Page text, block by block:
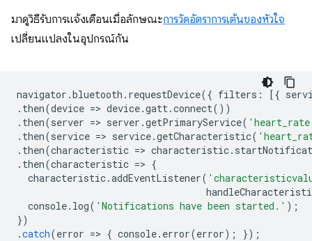
มาดูวิธีรับการแจ้งเตือนเมื่อลักษณะการวัดอัตราการเต้นของหัวใจ
เปลี่ยนแปลงในอุปกรณ์กัน
navigator .bluetooth . requestDevice({ filters : [{
. then(device => device.gatt.connect())
. then(server => server .getPrimaryService(
. then(service => service.getCharacteristic(
. then(characteristic => characteristic.
. then(characteristic => {
characteristic.addEventListener(
console. log( 'Notifications have been started.' );
})
.catch(error => { console. error(error); });